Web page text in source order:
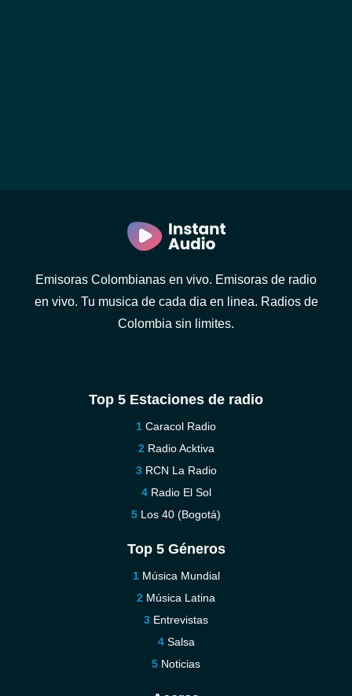
Emisoras Colombianas en vivo. Emisoras de radio
en vivo. Tu musica de cada dia en linea. Radios de
Colombia sin limites.
Top 5 Estaciones de radio
Caracol Radio
Radio Acktiva
RCN La Radio
Radio El Sol
Los 40 (Bogotá)
Top 5 Géneros
Música Mundial
Música Latina
Entrevistas
Salsa
Noticias